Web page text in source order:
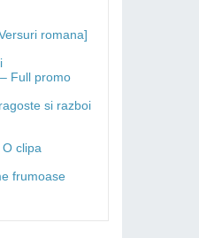
romana]
Full promo
si razboi
clipa
frumoase